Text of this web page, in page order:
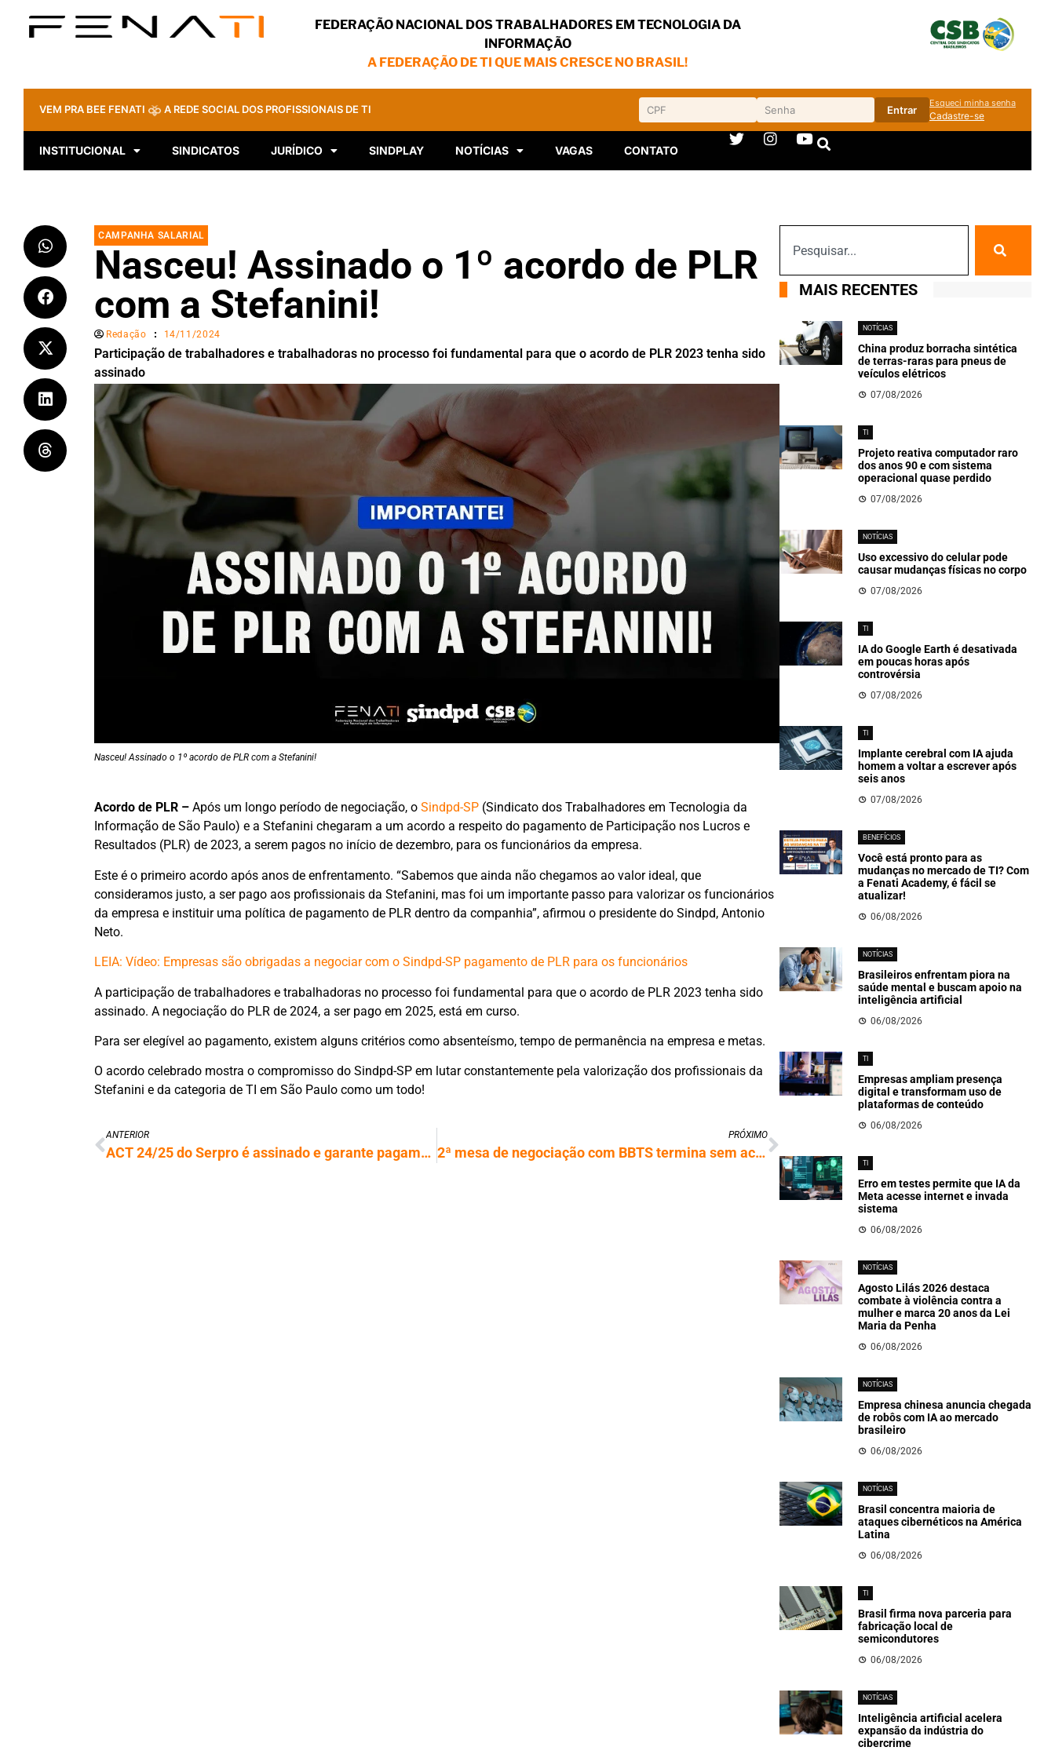
FEDERAÇÃO NACIONAL DOS TRABALHADORES EM TECNOLOGIA DA
INFORMAÇÃO
A FEDERAÇÃO DE TI QUE MAIS CRESCE NO BRASIL!
VEM PRA BEE FENATI A REDE SOCIAL DOS PROFISSIONAIS DE TI Entrar
Esqueci minha senha
Cadastre-se
INSTITUCIONAL SINDICATOS JURÍDICO SINDPLAY NOTÍCIAS VAGAS CONTATO
CAMPANHA SALARIAL
Nasceu! Assinado o 1º acordo de PLR
com a Stefanini!
Redação 14/11/2024
Participação de trabalhadores e trabalhadoras no processo foi fundamental para que o acordo de PLR 2023 tenha sido
assinado
Nasceu! Assinado o 1º acordo de PLR com a Stefanini!
Acordo de PLR –Após um longo período de negociação, o Sindpd-SP(Sindicato dos Trabalhadores em Tecnologia da
Informação de São Paulo) e a Stefanini chegaram a um acordo a respeito do pagamento de Participação nos Lucros e
Resultados (PLR) de 2023, a serem pagos no início de dezembro, para os funcionários da empresa.
Este é o primeiro acordo após anos de enfrentamento. “Sabemos que ainda não chegamos ao valor ideal, que
consideramos justo, a ser pago aos profissionais da Stefanini, mas foi um importante passo para valorizar os funcionários
da empresa e instituir uma política de pagamento de PLR dentro da companhia”, afirmou o presidente do Sindpd, Antonio
Neto.
LEIA: Vídeo: Empresas são obrigadas a negociar com o Sindpd-SP pagamento de PLR para os funcionários
A participação de trabalhadores e trabalhadoras no processo foi fundamental para que o acordo de PLR 2023 tenha sido
assinado. A negociação do PLR de 2024, a ser pago em 2025, está em curso.
Para ser elegível ao pagamento, existem alguns critérios como absenteísmo, tempo de permanência na empresa e metas.
O acordo celebrado mostra o compromisso do Sindpd-SP em lutar constantemente pela valorização dos profissionais da
Stefanini e da categoria de TI em São Paulo como um todo!
ANTERIOR
ACT 24/25 do Serpro é assinado e garante pagamento retroativo aos trabalhadores
PRÓXIMO
2ª mesa de negociação com BBTS termina sem acordo, mas com avanços
MAIS RECENTES
NOTÍCIAS
China produz borracha sintética
de terras-raras para pneus de
veículos elétricos
07/08/2026
TI
Projeto reativa computador raro
dos anos 90 e com sistema
operacional quase perdido
07/08/2026
NOTÍCIAS
Uso excessivo do celular pode
causar mudanças físicas no corpo
07/08/2026
TI
IA do Google Earth é desativada
em poucas horas após
controvérsia
07/08/2026
TI
Implante cerebral com IA ajuda
homem a voltar a escrever após
seis anos
07/08/2026
BENEFÍCIOS
Você está pronto para as
mudanças no mercado de TI? Com
a Fenati Academy, é fácil se
atualizar!
06/08/2026
NOTÍCIAS
Brasileiros enfrentam piora na
saúde mental e buscam apoio na
inteligência artificial
06/08/2026
TI
Empresas ampliam presença
digital e transformam uso de
plataformas de conteúdo
06/08/2026
TI
Erro em testes permite que IA da
Meta acesse internet e invada
sistema
06/08/2026
NOTÍCIAS
Agosto Lilás 2026 destaca
combate à violência contra a
mulher e marca 20 anos da Lei
Maria da Penha
06/08/2026
NOTÍCIAS
Empresa chinesa anuncia chegada
de robôs com IA ao mercado
brasileiro
06/08/2026
NOTÍCIAS
Brasil concentra maioria de
ataques cibernéticos na América
Latina
06/08/2026
TI
Brasil firma nova parceria para
fabricação local de
semicondutores
06/08/2026
NOTÍCIAS
Inteligência artificial acelera
expansão da indústria do
cibercrime